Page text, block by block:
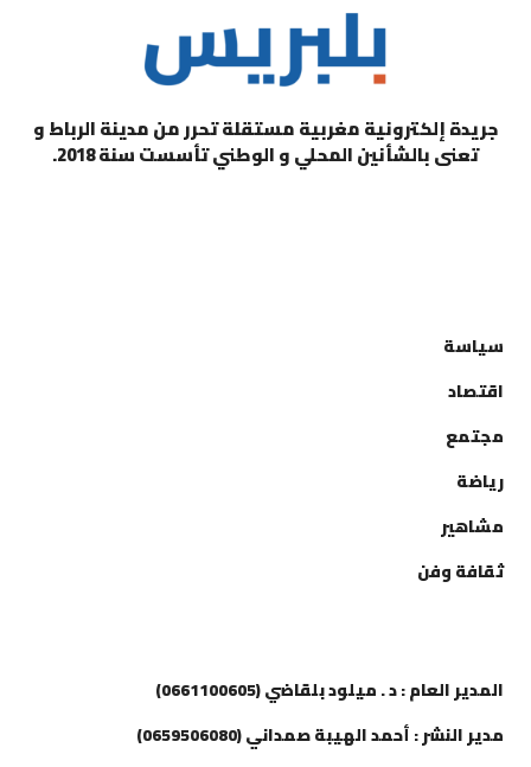
جريدة إلكترونية مغربية مستقلة تحرر من مدينة الرباط و
تعنى بالشأنين المحلي و الوطني تأسست سنة 2018.
سياسة
اقتصاد
مجتمع
رياضة
مشاهير
ثقافة وفن
المدير العام : د . ميلود بلقاضي (0661100605)
مدير النشر : أحمد الهيبة صمداني (0659506080)